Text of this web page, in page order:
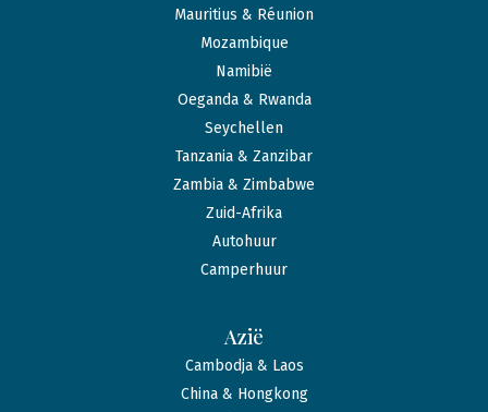
Mauritius & Réunion
Mozambique
Namibië
Oeganda & Rwanda
Seychellen
Tanzania & Zanzibar
Zambia & Zimbabwe
Zuid-Afrika
Autohuur
Camperhuur
Azië
Cambodja & Laos
China & Hongkong